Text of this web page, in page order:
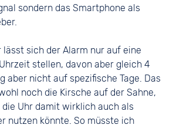
sondern das Smartphone als
lässt sich der Alarm nur auf eine
stellen, davon aber gleich 4
aber nicht auf spezifische Tage. Das
noch die Kirsche auf der Sahne,
die Uhr damit wirklich auch als
nutzen könnte. So müsste ich